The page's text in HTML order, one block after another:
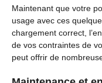
Maintenant que votre
usage avec ces
chargement correct,
de vos contraintes de
peut offrir de